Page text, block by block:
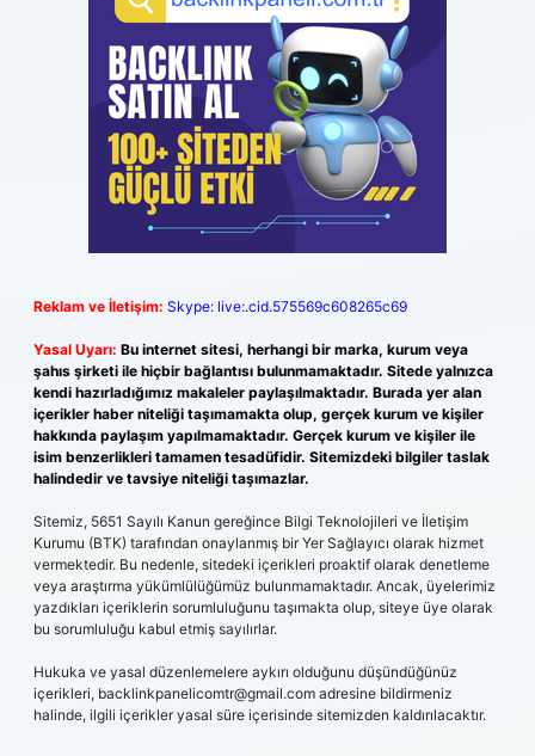
Reklam ve İletişim: Skype: live:.cid.575569c608265c69
Yasal Uyarı: Bu internet sitesi, herhangi bir marka, kurum veya
şahıs şirketi ile hiçbir bağlantısı bulunmamaktadır. Sitede yalnızca
kendi hazırladığımız makaleler paylaşılmaktadır. Burada yer alan
içerikler haber niteliği taşımamakta olup, gerçek kurum ve kişiler
hakkında paylaşım yapılmamaktadır. Gerçek kurum ve kişiler ile
isim benzerlikleri tamamen tesadüfidir. Sitemizdeki bilgiler taslak
halindedir ve tavsiye niteliği taşımazlar.
Sitemiz, 5651 Sayılı Kanun gereğince Bilgi Teknolojileri ve İletişim
Kurumu (BTK) tarafından onaylanmış bir Yer Sağlayıcı olarak hizmet
vermektedir. Bu nedenle, sitedeki içerikleri proaktif olarak denetleme
veya araştırma yükümlülüğümüz bulunmamaktadır. Ancak, üyelerimiz
yazdıkları içeriklerin sorumluluğunu taşımakta olup, siteye üye olarak
bu sorumluluğu kabul etmiş sayılırlar.
Hukuka ve yasal düzenlemelere aykırı olduğunu düşündüğünüz
içerikleri, backlinkpanelicomtr@gmail.com adresine bildirmeniz
halinde, ilgili içerikler yasal süre içerisinde sitemizden kaldırılacaktır.